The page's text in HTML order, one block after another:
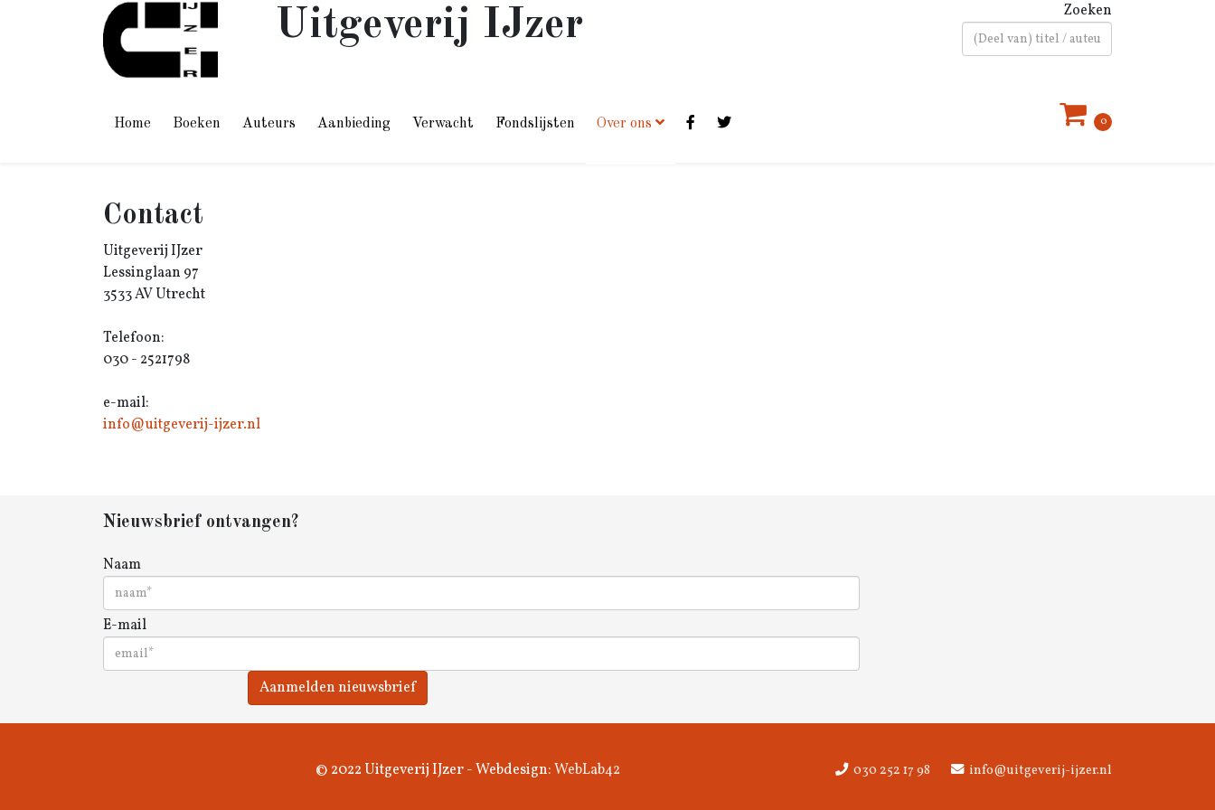
Uitgeverij IJzer Zoeken
Home Boeken Auteurs Aanbieding Verwacht Fondslijsten Over ons 0
Contact
Uitgeverij IJzer
Lessinglaan 97
3533 AV Utrecht
Telefoon:
030 - 2521798
e-mail:
info@uitgeverij-ijzer.nl
Nieuwsbrief ontvangen?
Naam
E-mail
Aanmelden nieuwsbrief
030 252 17 98 info@uitgeverij-ijzer.nl
© 2022 Uitgeverij IJzer - Webdesign:WebLab42